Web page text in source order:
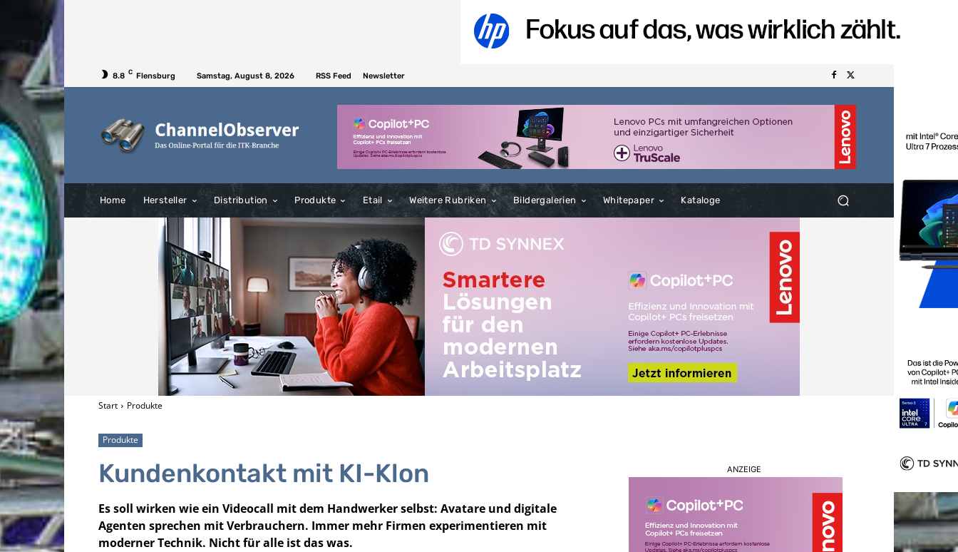
8.8 C Flensburg Samstag, August 8, 2026 RSS Feed Newsletter
Home Hersteller Distribution Produkte Etail Weitere Rubriken Bildergalerien Whitepaper Kataloge
Start Produkte
Produkte
Kundenkontakt mit KI-Klon
Es soll wirken wie ein Videocall mit dem Handwerker selbst: Avatare und digitale
Agenten sprechen mit Verbrauchern. Immer mehr Firmen experimentieren mit
moderner Technik. Nicht für alle ist das was.
ANZEIGE